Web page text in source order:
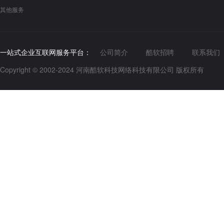
其他服务
一站式企业互联网服务平台： 公司简介 酷软招聘
联系我们
Copyright © 2002-2024 河南酷软科技网络科技有限公司 版权所有